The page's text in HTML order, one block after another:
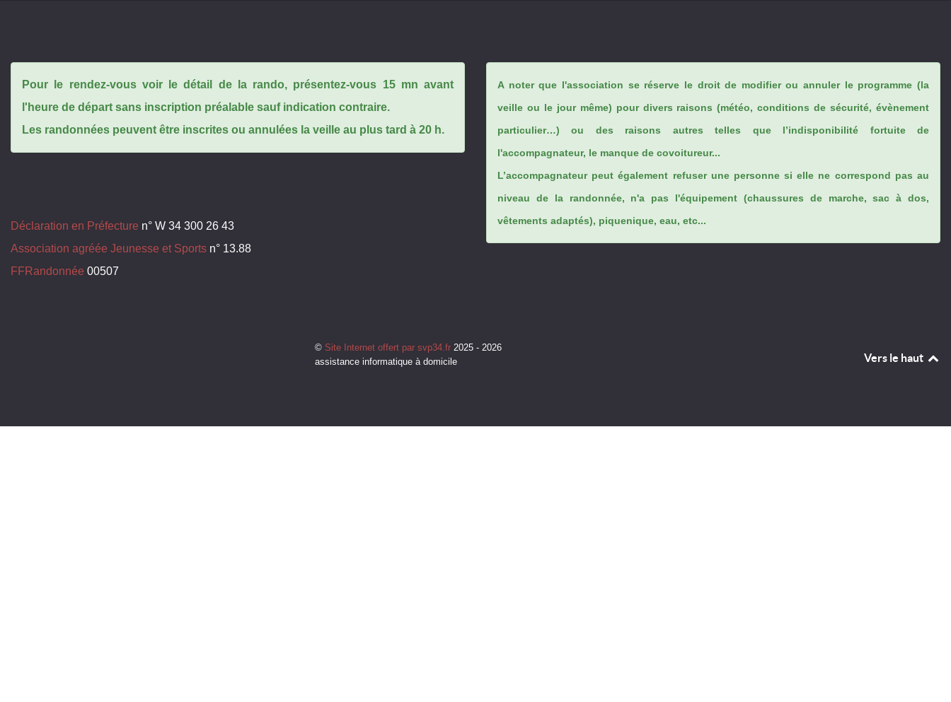
Pour le rendez-vous voir le détail de la rando, présentez-vous 15 mn avant
l'heure de départ sans inscription préalable sauf indication contraire.
Les randonnées peuvent être inscrites ou annulées la veille au plus tard à 20 h.
Déclaration en Préfecture n° W 34 300 26 43
Association agréée Jeunesse et Sports n° 13.88
FFRandonnée 00507
A noter que l'association se réserve le droit de modifier ou annuler le programme (la
veille ou le jour même) pour divers raisons (météo, conditions de sécurité, évènement
particulier…) ou des raisons autres telles que l’indisponibilité fortuite de
l'accompagnateur, le manque de covoitureur...
L’accompagnateur peut également refuser une personne si elle ne correspond pas au
niveau de la randonnée, n'a pas l'équipement (chaussures de marche, sac à dos,
vêtements adaptés), piquenique, eau, etc...
© Site Internet offert par svp34.fr 2025 - 2026
assistance informatique à domicile
Vers le haut